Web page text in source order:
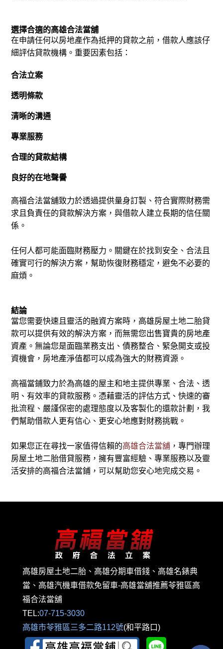
選擇合適的高雄合法當舖
在申請任何以房地產作為抵押的貸款之前，借款人應該仔
細評估貸款機構。 重要因素包括：
合法立案
透明條款
清晰的溝通
專業服務
合理的貸款結構
良好的在地聲譽
高福合法當舖致力於透過提供量身訂製、符合實際財務需
求且負責任的貸款解決方案，與借款人建立長期的信任關
係。
任何人都可能面臨財務壓力。關鍵在於找到安全、合法且
確實可行的解決方案，幫助恢復財務穩定，避免不必要的
麻煩。
結論
當您需要快速且靈活的融資方案時，高雄房屋土地二胎貸
款可以提供有效的解決方案，而無需您出售寶貴的房地產
資產。無論您是面臨業務支出、債務整合、緊急開支或投
資機會，房地產淨值都可以成為強大的財務資源。
高福當鋪致力於為高雄的屋主和地主提供專業、合法、透
明、有效率的貸款服務。憑藉靈活的評估方式、快速的審
批流程、嚴謹保密的處理態度以及客製化的還款計劃，我
們幫助借款人更有信心、更安心地應對財務挑戰。
如果您正在尋找一家值得信賴的高雄合法當舖 ，專門辦理
房屋土地二胎借貸服務，擁有豐富經驗、專業服務以及靈
活安排的高福合法當鋪，可以幫助您安心地完成交易。
高雄房屋土地二胎、高雄分期車借錢、高雄名錶典
當、高雄汽機車借款免留車-高雄當舖推薦苓雅區高
福合法當舖
TEL:07-715-3030
高雄市苓雅區三多二路112號(和平路口)